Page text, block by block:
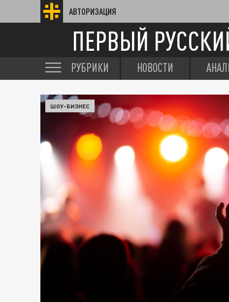
АВТОРИЗАЦИЯ
ПЕРВЫЙ
РУБРИКИ НОВОСТИ
ШОУ-БИЗНЕС